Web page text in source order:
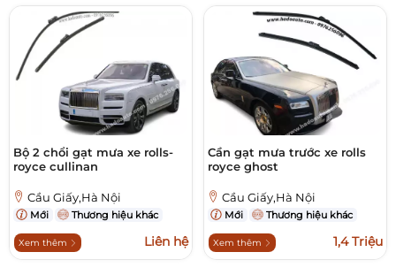
Bộ 2 chổi gạt mưa xe rolls-
royce cullinan
Cầu Giấy,Hà Nội
Mới Thương hiệu khác
Xem thêm Liên hệ
Cần gạt mưa trước xe rolls
royce ghost
Cầu Giấy,Hà Nội
Mới Thương hiệu khác
Xem thêm 1,4 Triệu